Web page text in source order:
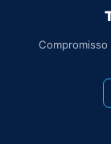
Compromisso